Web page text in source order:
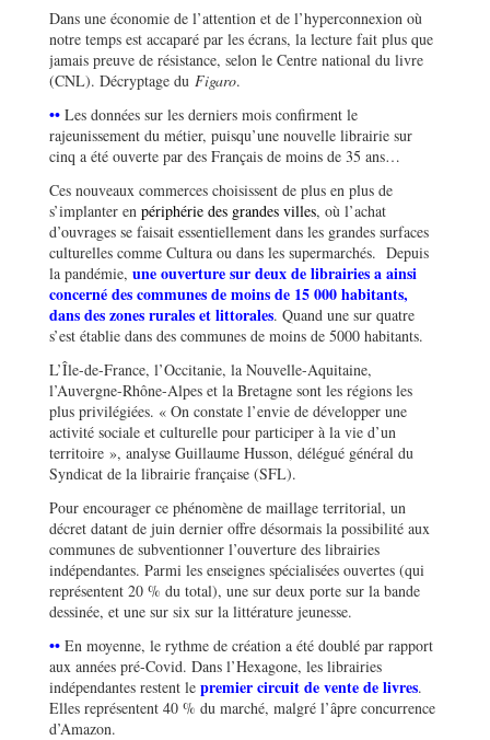
Dans une économie de l’attention et de l’hyperconnexion où
notre temps est accaparé par les écrans, la lecture fait plus que
jamais preuve de résistance, selon le Centre national du livre
(CNL). Décryptage du Figaro.
•• Les données sur les derniers mois confirment le
rajeunissement du métier, puisqu’une nouvelle librairie sur
cinq a été ouverte par des Français de moins de 35 ans…
Ces nouveaux commerces choisissent de plus en plus de
s’implanter en périphérie des grandes villes, où l’achat
d’ouvrages se faisait essentiellement dans les grandes surfaces
culturelles comme Cultura ou dans les supermarchés. Depuis
la pandémie, une ouverture sur deux de librairies a ainsi
concerné des communes de moins de 15 000 habitants,
dans des zones rurales et littorales. Quand une sur quatre
s’est établie dans des communes de moins de 5000 habitants.
L’Île-de-France, l’Occitanie, la Nouvelle-Aquitaine,
l’Auvergne-Rhône-Alpes et la Bretagne sont les régions les
plus privilégiées. « On constate l’envie de développer une
activité sociale et culturelle pour participer à la vie d’un
territoire », analyse Guillaume Husson, délégué général du
Syndicat de la librairie française (SFL).
Pour encourager ce phénomène de maillage territorial, un
décret datant de juin dernier offre désormais la possibilité aux
communes de subventionner l’ouverture des librairies
indépendantes. Parmi les enseignes spécialisées ouvertes (qui
représentent 20 % du total), une sur deux porte sur la bande
dessinée, et une sur six sur la littérature jeunesse.
•• En moyenne, le rythme de création a été doublé par rapport
aux années pré-Covid. Dans l’Hexagone, les librairies
indépendantes restent le premier circuit de vente de livres.
Elles représentent 40 % du marché, malgré l’âpre concurrence
d’Amazon.